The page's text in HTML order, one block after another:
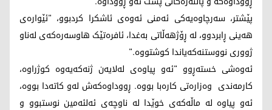
پێشتر، سەرچاوەیەکی ئەمنی ئەوەی ئاشکرا کردبوو، "ئێوارەی
هەینی ڕابردوو، لە ڕۆژهەڵاتی بەغدا، ئافرەتێک هاوسەرەکەی لەناو
ژووری نووستنەکەیاندا کوشتووە."
ئەوەشی خستەڕوو "ئەو پیاوەی لەلایەن ژنەکەیەوە کوژراوە،
کارمەندی وەزارەتی کارەبا بووە. ڕووداوەکەش لەو کاتەدا بووە،
ئەو پیاوە لە ماڵەکەی خوێدا لە ناوچەی ئەلئەمین نوستبوو و